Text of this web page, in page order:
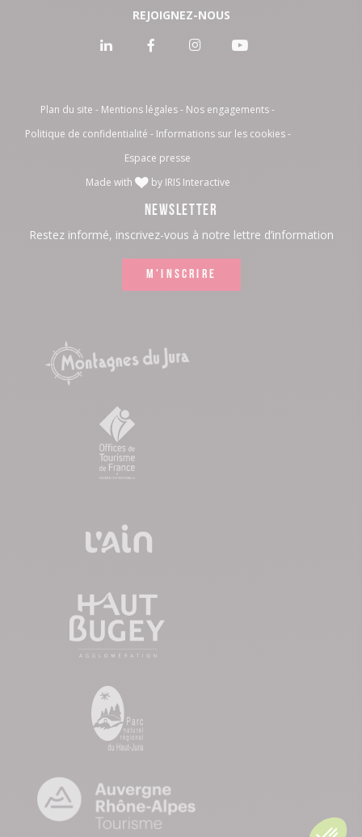
REJOIGNEZ-NOUS
Voir
page
:
LinkedIn
Voir
page
Voir
page
:
Voir
page
:
Plan du site Mentions légales
Nos engagements
Politique de confidentialité
Informations sur les cookies
Espace presse
Made with
by IRIS Interactive
NEWSLETTER
Restez informé, inscrivez-vous à notre lettre d’information
M'INSCRIRE